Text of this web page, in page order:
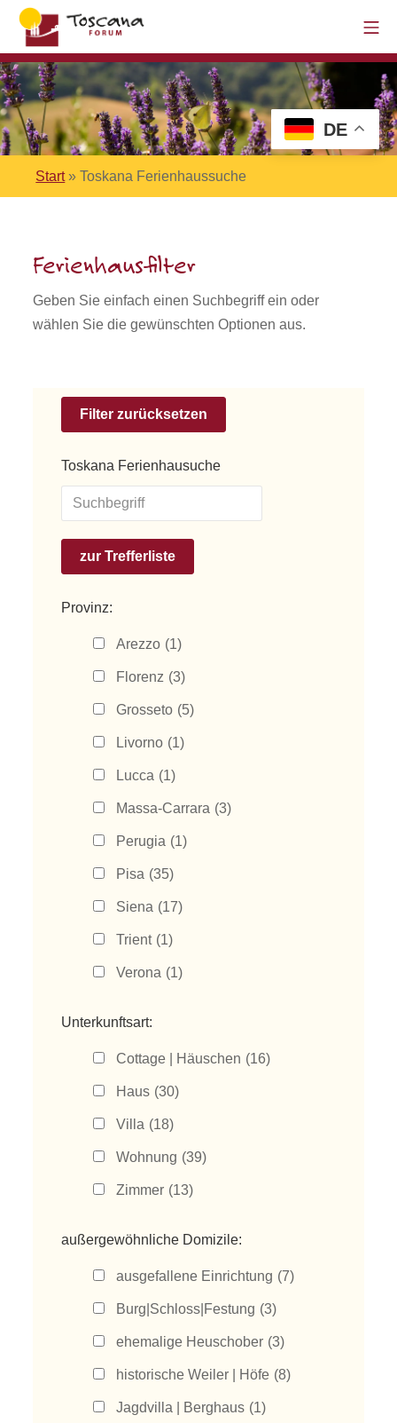
Start»Toskana Ferienhaussuche
Ferienhausfilter
Geben Sie einfach einen Suchbegriff ein oder
wählen Sie die gewünschten Optionen aus.
Toskana Ferienhausuche
Provinz:
Arezzo (1)
Florenz (3)
Grosseto (5)
Livorno (1)
Lucca (1)
Massa-Carrara (3)
Perugia (1)
Pisa (35)
Siena (17)
Trient (1)
Verona (1)
Unterkunftsart:
Cottage | Häuschen (16)
Haus (30)
Villa (18)
Wohnung (39)
Zimmer (13)
außergewöhnliche Domizile:
ausgefallene Einrichtung (7)
Burg|Schloss|Festung (3)
ehemalige Heuschober (3)
historische Weiler | Höfe (8)
Jagdvilla | Berghaus (1)
DE